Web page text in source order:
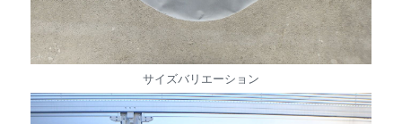
サイズバリエーション